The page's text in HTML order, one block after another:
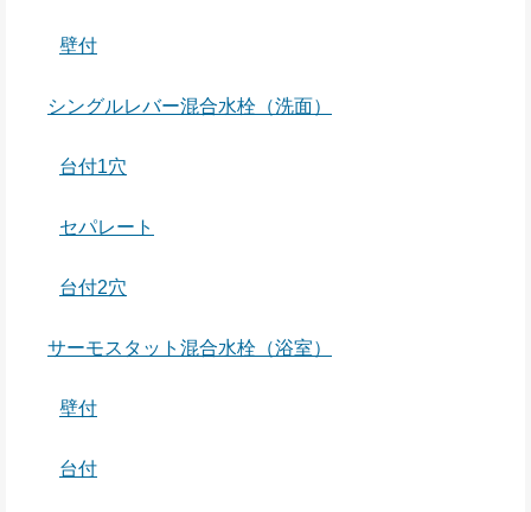
壁付
シングルレバー混合水栓（洗面）
台付1穴
セパレート
台付2穴
サーモスタット混合水栓（浴室）
壁付
台付